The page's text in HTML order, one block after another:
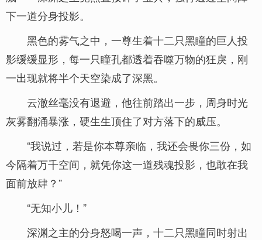
下一道分身投影。
黑色的雾气之中，一尊生着十二只黑瞳的巨人投
影缓缓显形，每一只瞳孔都透着吞噬万物的狂戾，刚
一出现就将半个天空染成了深黑。
云澈丝毫没有退避，他往前踏出一步，周身时光
灰雾翻涌暴涨，硬生生顶住了对方落下的威压。
“我说过，若是你本尊亲临，我还会畏你三份，如
今隔着万千空间，就凭你这一道残魂投影，也敢在我
面前放肆？”
“无知小儿！”
深渊之主的分身怒喝一声，十二只黑瞳同时射出